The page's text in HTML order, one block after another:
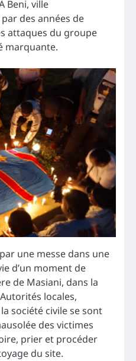
Beni, ville
des années de
attaques du groupe
marquante.
une messe dans une
d’un moment de
de Masiani, dans la
locales,
société civile se sont
des victimes
prier et procéder
du site.